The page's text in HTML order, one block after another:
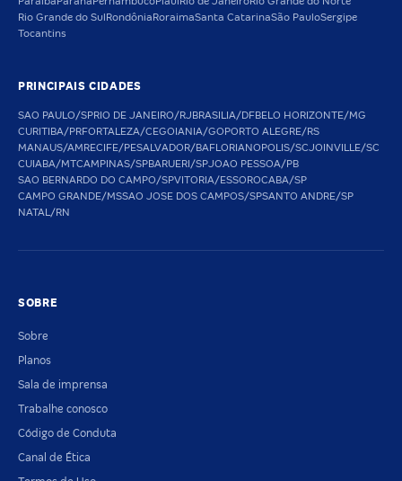
Rio Grande do Sul Rondônia RoraimaSanta CatarinaSão PauloSergipe
Tocantins
PRINCIPAIS CIDADES
SAO PAULO/SPRIO DE JANEIRO/RJBRASILIA/DFBELO HORIZONTE/MG
CURITIBA/PRFORTALEZA/CEGOIANIA/GOPORTO ALEGRE/RS
MANAUS/AMRECIFE/PESALVADOR/BAFLORIANOPOLIS/SCJOINVILLE/SC
CUIABA/MTCAMPINAS/SPBARUERI/SPJOAO PESSOA/PB
SAO BERNARDO DO CAMPO/SPVITORIA/ESSOROCABA/SP
CAMPO GRANDE/MSSAO JOSE DOS CAMPOS/SPSANTO ANDRE/SP
NATAL/RN
SOBRE
Sobre
Planos
Sala de imprensa
Trabalhe conosco
Código de Conduta
Canal de Ética